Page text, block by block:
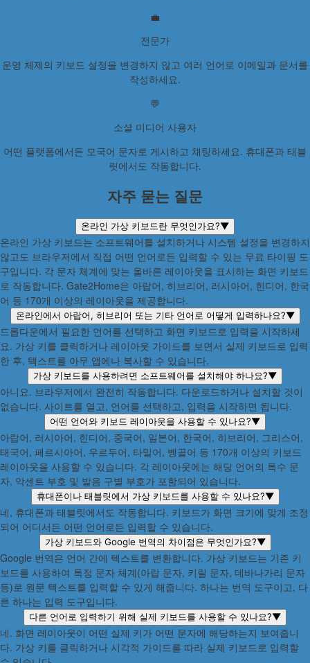
💼
전문가
운영 체제의 키보드 설정을 변경하지 않고 여러 언어로 이메일과 문서를
작성하세요.
💬
소셜 미디어 사용자
어떤 플랫폼에서든 모국어 문자로 게시하고 채팅하세요. 휴대폰과 태블
릿에서도 작동합니다.
자주 묻는 질문
온라인 가상 키보드란 무엇인가요?▼
온라인 가상 키보드는 소프트웨어를 설치하거나 시스템 설정을 변경하지
않고도 브라우저에서 직접 어떤 언어로든 입력할 수 있는 무료 타이핑 도
구입니다. 각 문자 체계에 맞는 올바른 레이아웃을 표시하는 화면 키보드
로 작동합니다. Gate2Home은 아랍어, 히브리어, 러시아어, 힌디어, 한국
어 등 170개 이상의 레이아웃을 제공합니다.
온라인에서 아랍어, 히브리어 또는 기타 언어로 어떻게 입력하나요?▼
드롭다운에서 필요한 언어를 선택하고 화면 키보드로 입력을 시작하세
요. 가상 키를 클릭하거나 레이아웃 가이드를 보면서 실제 키보드로 입력
한 후, 텍스트를 아무 앱에나 복사할 수 있습니다.
가상 키보드를 사용하려면 소프트웨어를 설치해야 하나요?▼
아니요. 브라우저에서 완전히 작동합니다. 다운로드하거나 설치할 것이
없습니다. 사이트를 열고, 언어를 선택하고, 입력을 시작하면 됩니다.
어떤 언어와 키보드 레이아웃을 사용할 수 있나요?▼
아랍어, 러시아어, 힌디어, 중국어, 일본어, 한국어, 히브리어, 그리스어,
태국어, 페르시아어, 우르두어, 타밀어, 벵골어 등 170개 이상의 키보드
레이아웃을 사용할 수 있습니다. 각 레이아웃에는 해당 언어의 특수 문
자, 악센트 부호 및 발음 구별 부호가 포함되어 있습니다.
휴대폰이나 태블릿에서 가상 키보드를 사용할 수 있나요?▼
네, 휴대폰과 태블릿에서도 작동합니다. 키보드가 화면 크기에 맞게 조정
되어 어디서든 어떤 언어로든 입력할 수 있습니다.
가상 키보드와 Google 번역의 차이점은 무엇인가요?▼
Google 번역은 언어 간에 텍스트를 변환합니다. 가상 키보드는 기존 키
보드를 사용하여 특정 문자 체계(아랍 문자, 키릴 문자, 데바나가리 문자
등)로 원문 텍스트를 입력할 수 있게 해줍니다. 하나는 번역 도구이고, 다
른 하나는 입력 도구입니다.
다른 언어로 입력하기 위해 실제 키보드를 사용할 수 있나요?▼
네. 화면 레이아웃이 어떤 실제 키가 어떤 문자에 해당하는지 보여줍니
다. 가상 키를 클릭하거나 시각적 가이드를 따라 실제 키보드로 입력할